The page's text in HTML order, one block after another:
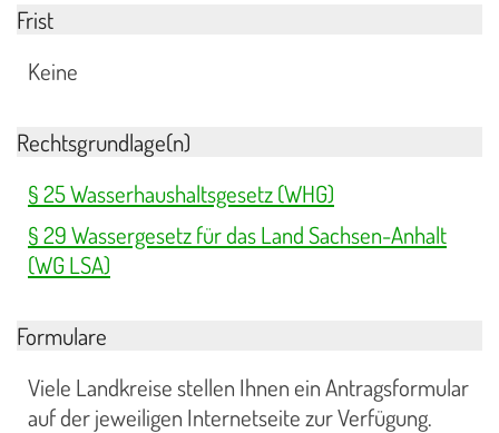
Frist
Keine
Rechtsgrundlage(n)
§ 25 Wasserhaushaltsgesetz (WHG)
§ 29 Wassergesetz für das Land Sachsen-Anhalt
(WG LSA)
Formulare
Viele Landkreise stellen Ihnen ein Antragsformular
auf der jeweiligen Internetseite zur Verfügung.